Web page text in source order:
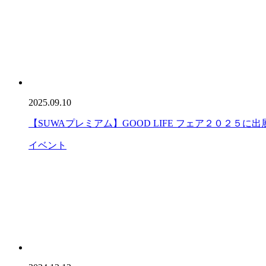
2025.09.10
【SUWAプレミアム】GOOD LIFE フェア２０２５に出
イベント